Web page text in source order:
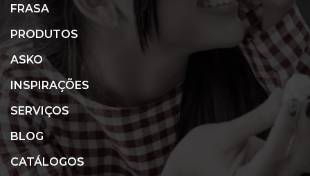
FRASA
PRODUTOS
ASKO
INSPIRAÇÕES
SERVIÇOS
BLOG
CATÁLOGOS